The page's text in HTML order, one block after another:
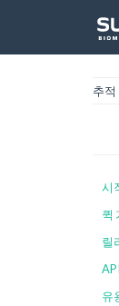
추적
시
퀵
릴
유